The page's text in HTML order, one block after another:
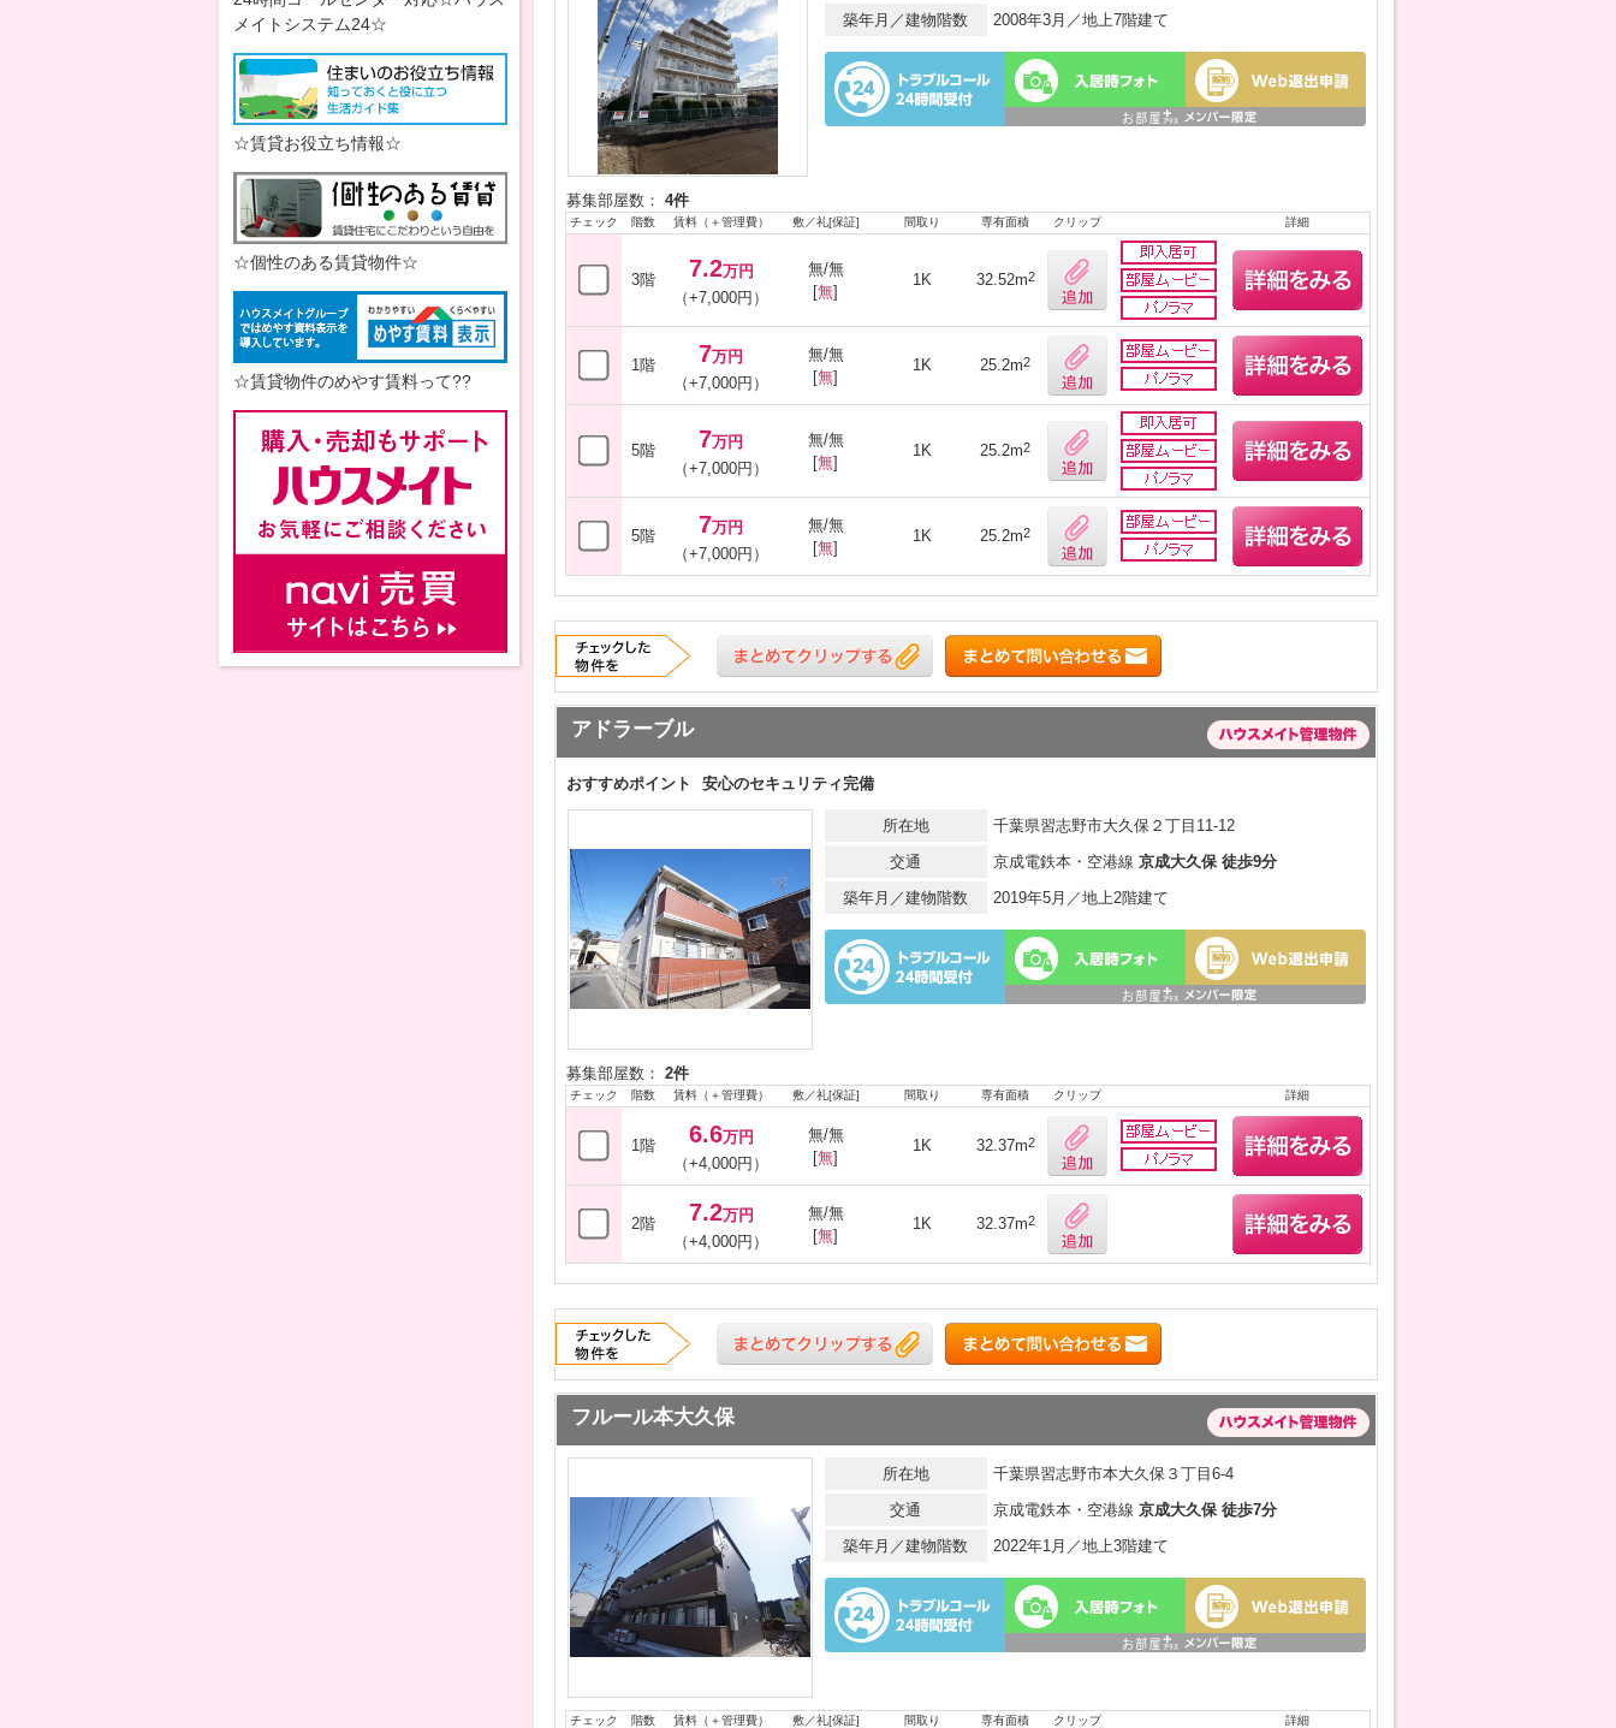
築年月／建物階数
2008年3月／地上7階建て
募集部屋数： 4件
チェック 階数 賃料（＋管理費） 敷／礼[保証] 間取り 専有面積 クリップ 詳細
3階 7.2万円
（+7,000円）
無/無
[無]
1K 32.52m2
1階 7万円
（+7,000円）
無/無
[無]
1K 25.2m2
5階 7万円
（+7,000円）
無/無
[無]
1K 25.2m2
5階 7万円
（+7,000円）
無/無
[無]
1K 25.2m2
アドラーブル
おすすめポイント 安心のセキュリティ完備
所在地
千葉県習志野市大久保２丁目11-12
交通
京成電鉄本・空港線 京成大久保 徒歩9分
築年月／建物階数
2019年5月／地上2階建て
募集部屋数： 2件
チェック 階数 賃料（＋管理費） 敷／礼[保証] 間取り 専有面積 クリップ 詳細
1階 6.6万円
（+4,000円）
無/無
[無]
1K 32.37m2
2階 7.2万円
（+4,000円）
無/無
[無]
1K 32.37m2
フルール本大久保
所在地
千葉県習志野市本大久保３丁目6-4
交通
京成電鉄本・空港線 京成大久保 徒歩7分
築年月／建物階数
2022年1月／地上3階建て
チェック 階数 賃料（＋管理費） 敷／礼[保証] 間取り 専有面積 クリップ 詳細
メイトシステム24☆
☆賃貸お役立ち情報☆
☆個性のある賃貸物件☆
☆賃貸物件のめやす賃料って??